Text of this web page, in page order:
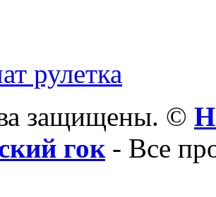
рулетка
защищены. ©
гок- Все